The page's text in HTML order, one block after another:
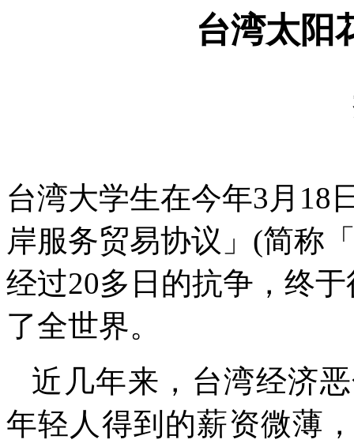
台湾太阳
台湾大学生在今年3 月 18
岸服务贸易协议」 (简称
经过20多日的抗争，终
了全世界。
近几年来，台湾经济
年轻人得到的薪资微薄